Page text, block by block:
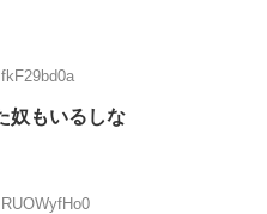
奴もいるしな